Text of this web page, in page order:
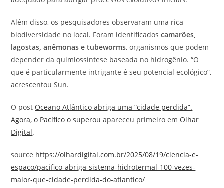
Além disso, os pesquisadores observaram uma rica
biodiversidade no local. Foram identificadoscamarões,
lagostas, anêmonas e tubeworms, organismos que podem
depender da quimiossíntese baseada no hidrogênio. “O
que é particularmente intrigante é seu potencial ecológico”,
acrescentou Sun.
O post Oceano Atlântico abriga uma “cidade perdida”.
Agora, o Pacífico o superou apareceu primeiro em Olhar
Digital.
source https://olhardigital.com.br/2025/08/19/ciencia-e-
espaco/pacifico-abriga-sistema-hidrotermal-100-vezes-
maior-que-cidade-perdida-do-atlantico/